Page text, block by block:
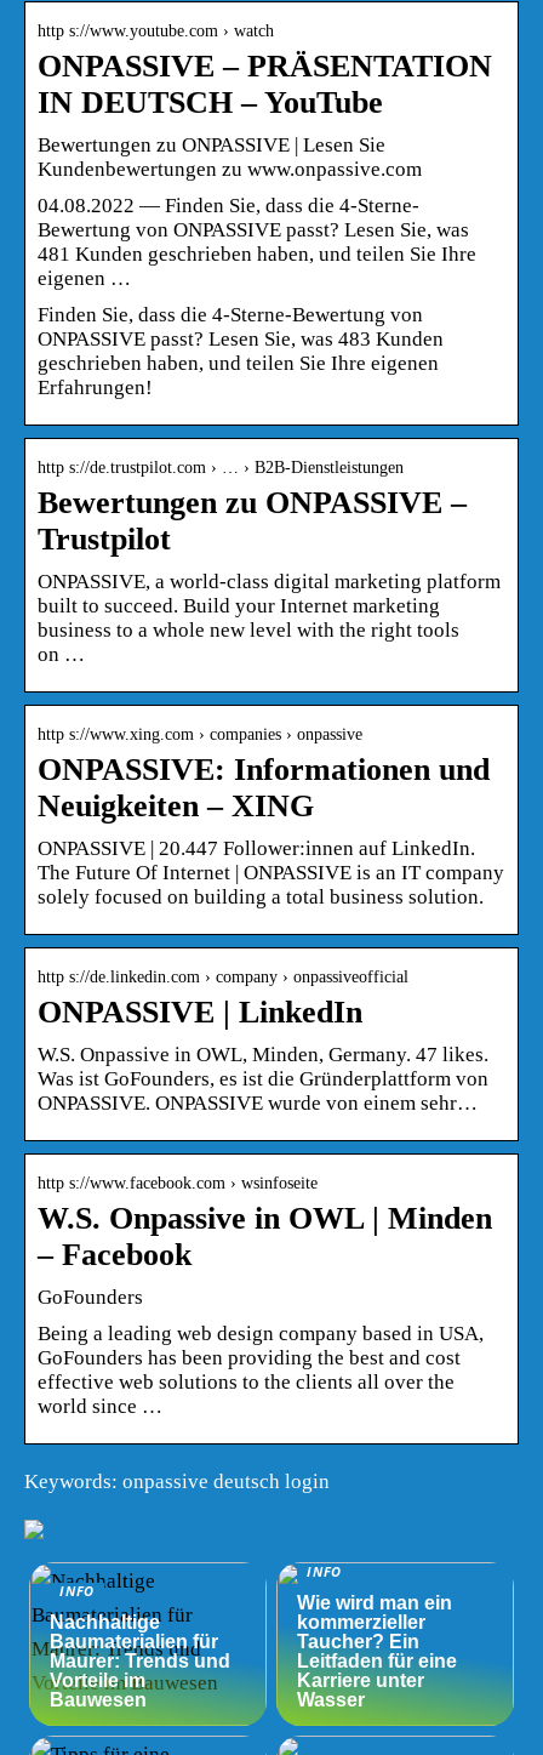
http s://www.youtube.com › watch
ONPASSIVE – PRÄSENTATION
IN DEUTSCH – YouTube
Bewertungen zu ONPASSIVE | Lesen Sie
Kundenbewertungen zu www.onpassive.com
04.08.2022 — Finden Sie, dass die 4-Sterne-
Bewertung von ONPASSIVE passt? Lesen Sie, was
481 Kunden geschrieben haben, und teilen Sie Ihre
eigenen …
Finden Sie, dass die 4-Sterne-Bewertung von
ONPASSIVE passt? Lesen Sie, was 483 Kunden
geschrieben haben, und teilen Sie Ihre eigenen
Erfahrungen!
http s://de.trustpilot.com › … › B2B-Dienstleistungen
Bewertungen zu ONPASSIVE –
Trustpilot
ONPASSIVE, a world-class digital marketing platform
built to succeed. Build your Internet marketing
business to a whole new level with the right tools
on …
http s://www.xing.com › companies › onpassive
ONPASSIVE: Informationen und
Neuigkeiten – XING
ONPASSIVE | 20.447 Follower:innen auf LinkedIn.
The Future Of Internet | ONPASSIVE is an IT company
solely focused on building a total business solution.
http s://de.linkedin.com › company › onpassiveofficial
ONPASSIVE | LinkedIn
W.S. Onpassive in OWL, Minden, Germany. 47 likes.
Was ist GoFounders, es ist die Gründerplattform von
ONPASSIVE. ONPASSIVE wurde von einem sehr…
http s://www.facebook.com › wsinfoseite
W.S. Onpassive in OWL | Minden
– Facebook
GoFounders
Being a leading web design company based in USA,
GoFounders has been providing the best and cost
effective web solutions to the clients all over the
world since …
Keywords: onpassive deutsch login
INFO
Nachhaltige
Baumaterialien für
Maurer: Trends und
Vorteile im
Bauwesen
INFO
Wie wird man ein
kommerzieller
Taucher? Ein
Leitfaden für eine
Karriere unter
Wasser